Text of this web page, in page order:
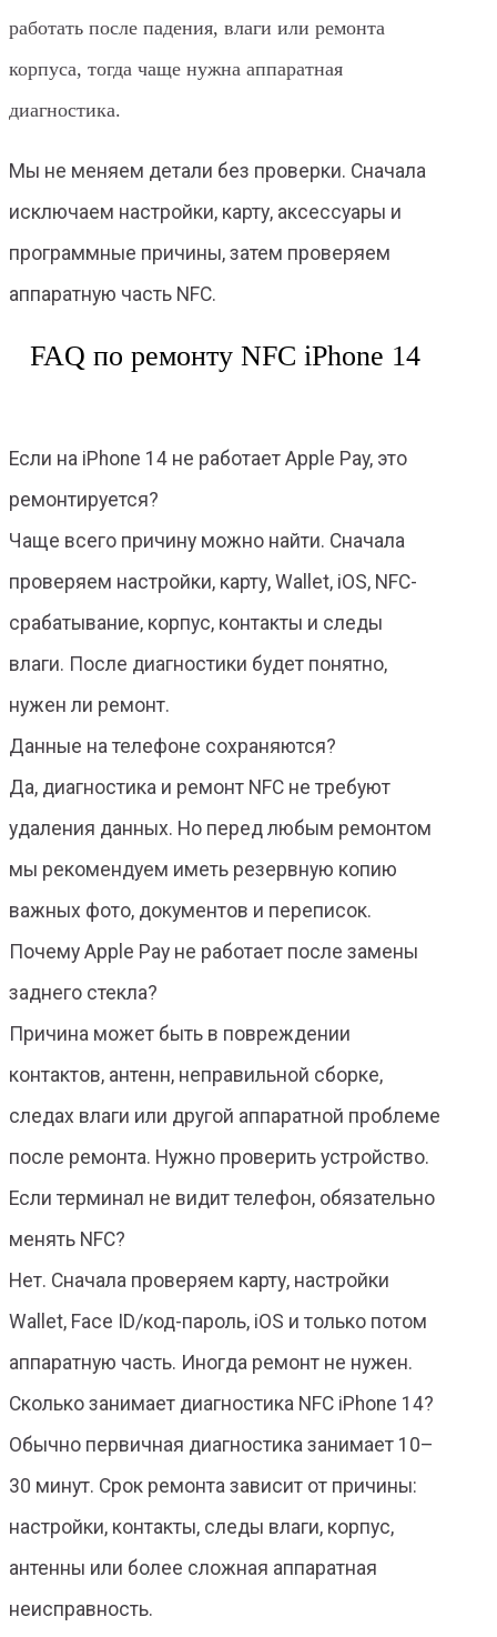
работать после падения, влаги или ремонта
корпуса, тогда чаще нужна аппаратная
диагностика.
Мы не меняем детали без проверки. Сначала
исключаем настройки, карту, аксессуары и
программные причины, затем проверяем
аппаратную часть NFC.
FAQ по ремонту NFC iPhone 14
Если на iPhone 14 не работает Apple Pay, это
ремонтируется?
Чаще всего причину можно найти. Сначала
проверяем настройки, карту, Wallet, iOS, NFC-
срабатывание, корпус, контакты и следы
влаги. После диагностики будет понятно,
нужен ли ремонт.
Данные на телефоне сохраняются?
Да, диагностика и ремонт NFC не требуют
удаления данных. Но перед любым ремонтом
мы рекомендуем иметь резервную копию
важных фото, документов и переписок.
Почему Apple Pay не работает после замены
заднего стекла?
Причина может быть в повреждении
контактов, антенн, неправильной сборке,
следах влаги или другой аппаратной проблеме
после ремонта. Нужно проверить устройство.
Если терминал не видит телефон, обязательно
менять NFC?
Нет. Сначала проверяем карту, настройки
Wallet, Face ID/код-пароль, iOS и только потом
аппаратную часть. Иногда ремонт не нужен.
Сколько занимает диагностика NFC iPhone 14?
Обычно первичная диагностика занимает 10–
30 минут. Срок ремонта зависит от причины:
настройки, контакты, следы влаги, корпус,
антенны или более сложная аппаратная
неисправность.